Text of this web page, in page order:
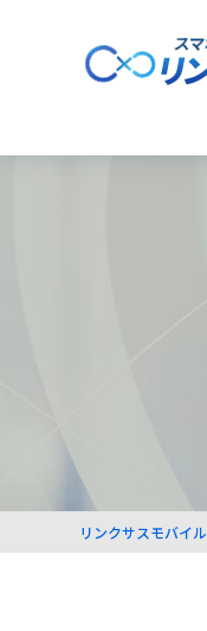
リンクサスモバイル